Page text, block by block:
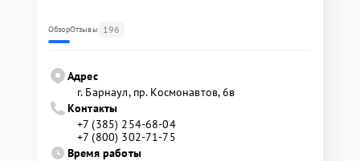
ОбзорОтзывы 196
Адрес
г. Барнаул, ​пр. Космонавтов, 6в
Контакты
+7 (385) 254-68-04
+7 (800) 302-71-75
Время работы